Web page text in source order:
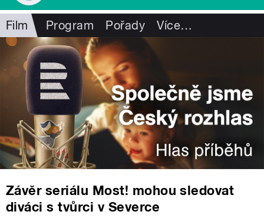
Film Program Pořady Více…
Závěr seriálu Most! mohou sledovat
diváci s tvůrci v Severce